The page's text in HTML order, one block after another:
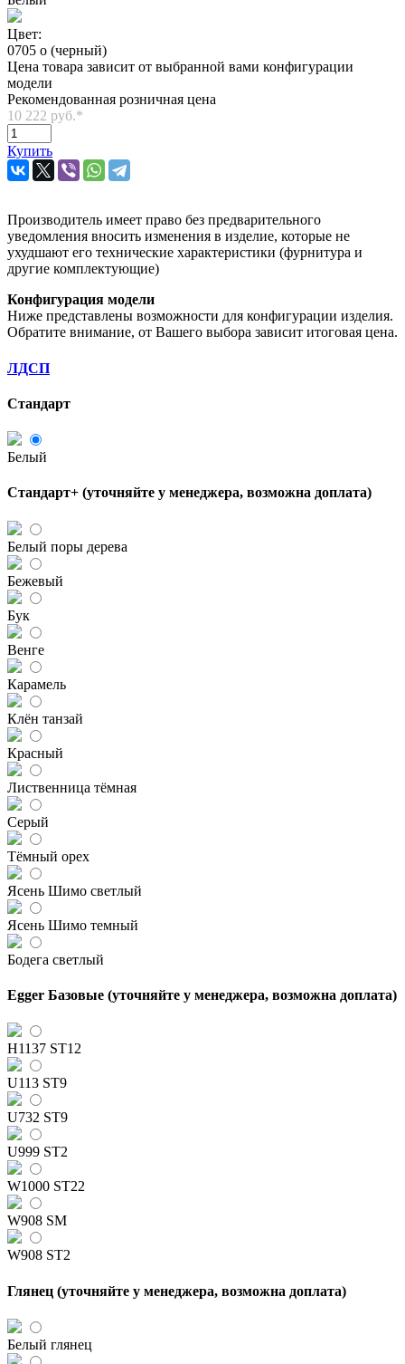
Цвет:
0705 o (черный)
Цена товара зависит от выбранной вами конфигурации
модели
Рекомендованная розничная цена
10 222 руб.*
Купить
Производитель имеет право без предварительного
уведомления вносить изменения в изделие, которые не
ухудшают его технические характеристики (фурнитура и
другие комплектующие)
Конфигурация модели
Ниже представлены возможности для конфигурации изделия.
Обратите внимание, от Вашего выбора зависит итоговая цена.
ЛДСП
Стандарт
Белый
Стандарт+ (уточняйте у менеджера, возможна доплата)
Белый поры дерева
Бежевый
Бук
Венге
Карамель
Клён танзай
Красный
Лиственница тёмная
Серый
Тёмный орех
Ясень Шимо светлый
Ясень Шимо темный
Бодега светлый
Egger Базовые (уточняйте у менеджера, возможна доплата)
H1137 ST12
U113 ST9
U732 ST9
U999 ST2
W1000 ST22
W908 SM
W908 ST2
Глянец (уточняйте у менеджера, возможна доплата)
Белый глянец